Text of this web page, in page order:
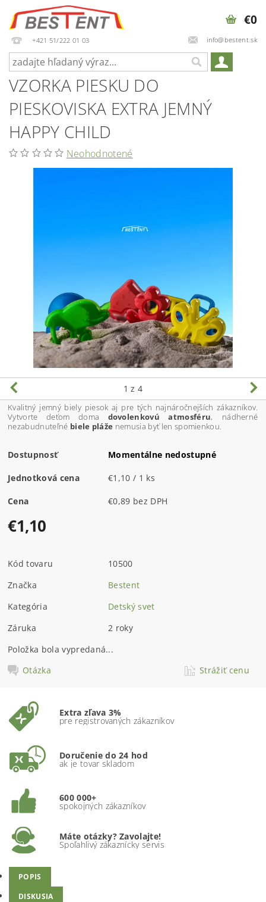
+421 51/222 01 03 info@bestent.sk
€0
VZORKA PIESKU DO
PIESKOVISKA EXTRA JEMNÝ
HAPPY CHILD
Neohodnotené
1 z 4
Kvalitný jemný biely piesok aj pre tých najnáročnejších zákazníkov.
Vytvorte deťom doma dovolenkovú atmosféru, nádherné
nezabudnuteľné biele pláže nemusia byť len spomienkou.
Dostupnosť Momentálne nedostupné
Jednotková cena €1,10 / 1 ks
Cena €0,89 bez DPH
€1,10
Kód tovaru
10500
Značka
Bestent
Kategória
Detský svet
Záruka
2 roky
Položka bola vypredaná...
Otázka
Strážiť cenu
Extra zľava 3%
pre registrovaných zákazníkov
Doručenie do 24 hod
ak je tovar skladom
600 000+
spokojných zákazníkov
Máte otázky? Zavolajte!
Spoľahlivý zákaznícky servis
POPIS
DISKUSIA